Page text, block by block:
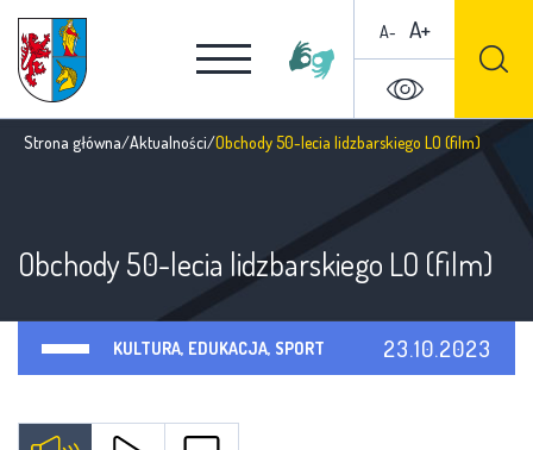
A- A+
Strona główna/Aktualności/Obchody 50-lecia lidzbarskiego LO (film)
Obchody 50-lecia lidzbarskiego LO (film)
KULTURA, EDUKACJA, SPORT 23.10.2023